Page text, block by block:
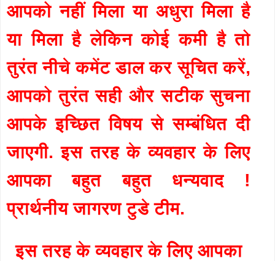
आपको नहीं मिला या अधुरा मिला है
या मिला है लेकिन कोई कमी है तो
तुरंत नीचे कमेंट डाल कर सूचित करें,
आपको तुरंत सही और सटीक सुचना
आपके इच्छित विषय से सम्बंधित दी
जाएगी. इस तरह के व्यवहार के लिए
आपका बहुत बहुत धन्यवाद !
प्रार्थनीय जागरण टुडे टीम.
इस तरह के व्यवहार के लिए आपका